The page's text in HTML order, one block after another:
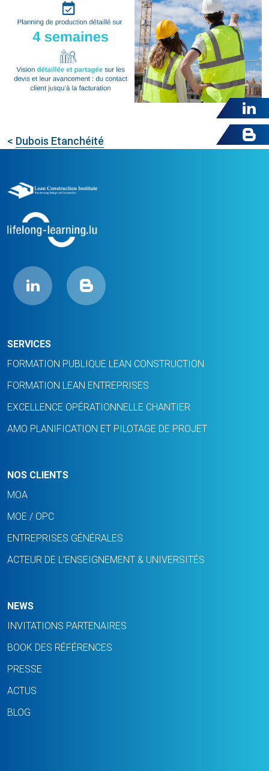
< Dubois Etanchéité
SERVICES
FORMATION PUBLIQUE LEAN CONSTRUCTION
FORMATION LEAN ENTREPRISES
EXCELLENCE OPÉRATIONNELLE CHANTIER
AMO PLANIFICATION ET PILOTAGE DE PROJET
NOS CLIENTS
MOA
MOE / OPC
ENTREPRISES GÉNÉRALES
ACTEUR DE L’ENSEIGNEMENT & UNIVERSITÉS
NEWS
INVITATIONS PARTENAIRES
BOOK DES RÉFÉRENCES
PRESSE
ACTUS
BLOG